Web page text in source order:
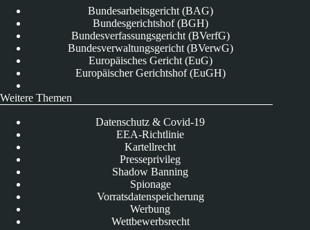
Bundesarbeitsgericht (BAG)
Bundesgerichtshof (BGH)
Bundesverfassungsgericht (BVerfG)
Bundesverwaltungsgericht (BVerwG)
Europäisches Gericht (EuG)
Europäischer Gerichtshof (EuGH)
Weitere Themen
Datenschutz & Covid-19
EEA-Richtlinie
Kartellrecht
Presseprivileg
Shadow Banning
Spionage
Vorratsdatenspeicherung
Werbung
Wettbewerbsrecht